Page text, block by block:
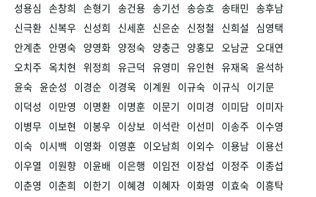
성용심 손창희 손형기 송건용 송기선 송승호 송태민 송후남
신극환 신복우 신성희 신세훈 신은순 신정철 신희설
심영택
안계춘 안명숙 양영화 양정숙 양충근 양홍모 오남균 오대연
오치주 옥치현 위정희 유근덕 유영미 유인현 유재옥 윤석하
윤숙 윤순성 이경순 이경욱 이계원 이규숙 이규식
이기문
이덕성
이만영 이명환 이명훈 이문기 이미경 이미담 이미자
이병무 이보현 이봉우 이상보 이석란 이선미 이송주 이수영
이숙 이시백 이영화 이영훈 이오남희 이외수 이용남 이용선
이우열
이원향 이윤배 이은행 이임전 이장섭 이정주 이종섭
이춘영
이춘희 이한기 이혜경 이혜자 이화영 이효숙 이흥탁